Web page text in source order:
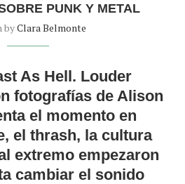
PUNK Y METAL
byClara Belmonte
As Hell. Louder
fotografías de Alison
el momento en
el thrash, la cultura
extremo empezaron
cambiar el sonido